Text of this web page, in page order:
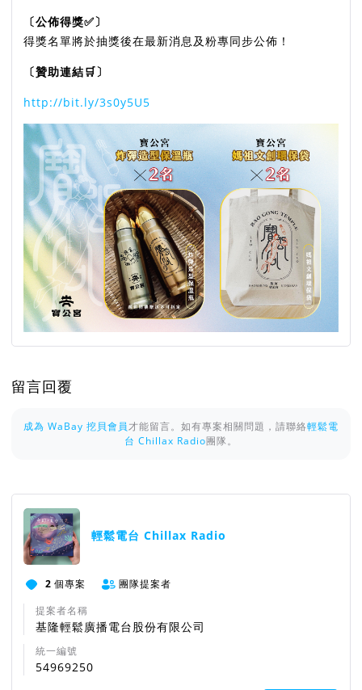
〔公佈得獎✅〕
得獎名單將於抽獎後在最新消息及粉專同步公佈！
〔贊助連結🛒〕
http://bit.ly/3s0y5U5
留言回覆
成為 WaBay 挖貝會員才能留言。如有專案相關問題，請聯絡輕鬆電
台 Chillax Radio團隊。
輕鬆電台 Chillax Radio
2 個專案
團隊提案者
提案者名稱
基隆輕鬆廣播電台股份有限公司
統一編號
54969250